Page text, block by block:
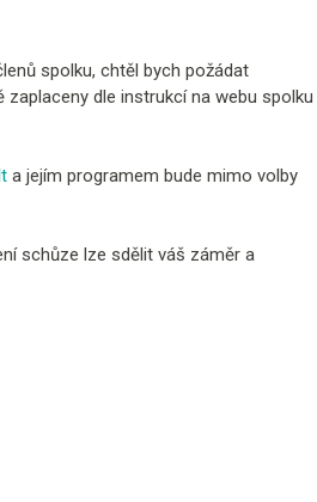
spolku, chtěl bych požádat
dle instrukcí na webu spolku
a jejím programem bude mimo volby
schůze lze sdělit váš záměr a